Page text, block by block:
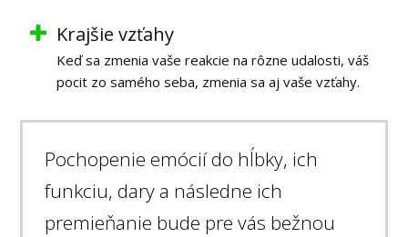
Krajšie vzťahy
Keď sa zmenia vaše reakcie na rôzne udalosti, váš
pocit zo samého seba, zmenia sa aj vaše vzťahy.
Pochopenie emócií do hĺbky, ich
funkciu, dary a následne ich
premieňanie bude pre vás bežnou